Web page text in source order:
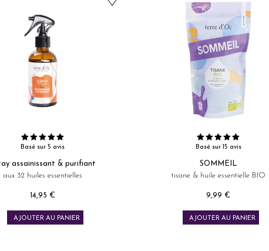
Basé sur 5 avis
assainissant & purifiant
aux 32 huiles essentielles
Prix
14,95 €
AJOUTER AU PANIER
Basé sur 15 avis
SOMMEIL
tisane & huile essentielle BIO
Prix
9,99 €
AJOUTER AU PANIER